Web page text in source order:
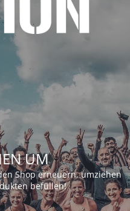
UM
Shop erneuern, umziehen
befüllen!